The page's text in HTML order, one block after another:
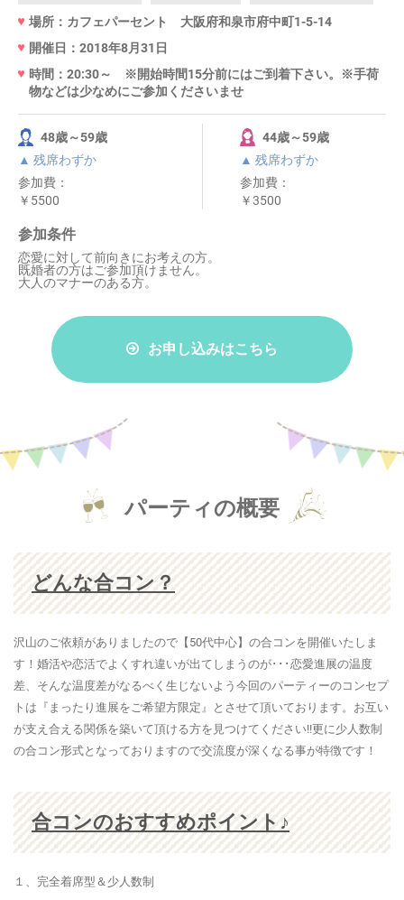
場所：カフェパーセント 大阪府和泉市府中町1-5-14
開催日：2018年8月31日
時間：20:30～ ※開始時間15分前にはご到着下さい。※手荷
物などは少なめにご参加くださいませ
48歳～59歳
▲ 残席わずか
参加費：
￥5500
44歳～59歳
▲ 残席わずか
参加費：
￥3500
参加条件
恋愛に対して前向きにお考えの方。
既婚者の方はご参加頂けません。
大人のマナーのある方。
お申し込みはこちら
パーティの概要
どんな合コン？
沢山のご依頼がありましたので【50代中心】の合コンを開催いたしま
す！婚活や恋活でよくすれ違いが出てしまうのが･･･恋愛進展の温度
差、そんな温度差がなるべく生じないよう今回のパーティーのコンセプ
トは『まったり進展をご希望方限定』とさせて頂いております。お互い
が支え合える関係を築いて頂ける方を見つけてください!!更に少人数制
の合コン形式となっておりますので交流度が深くなる事が特徴です！
合コンのおすすめポイント♪
１、完全着席型＆少人数制